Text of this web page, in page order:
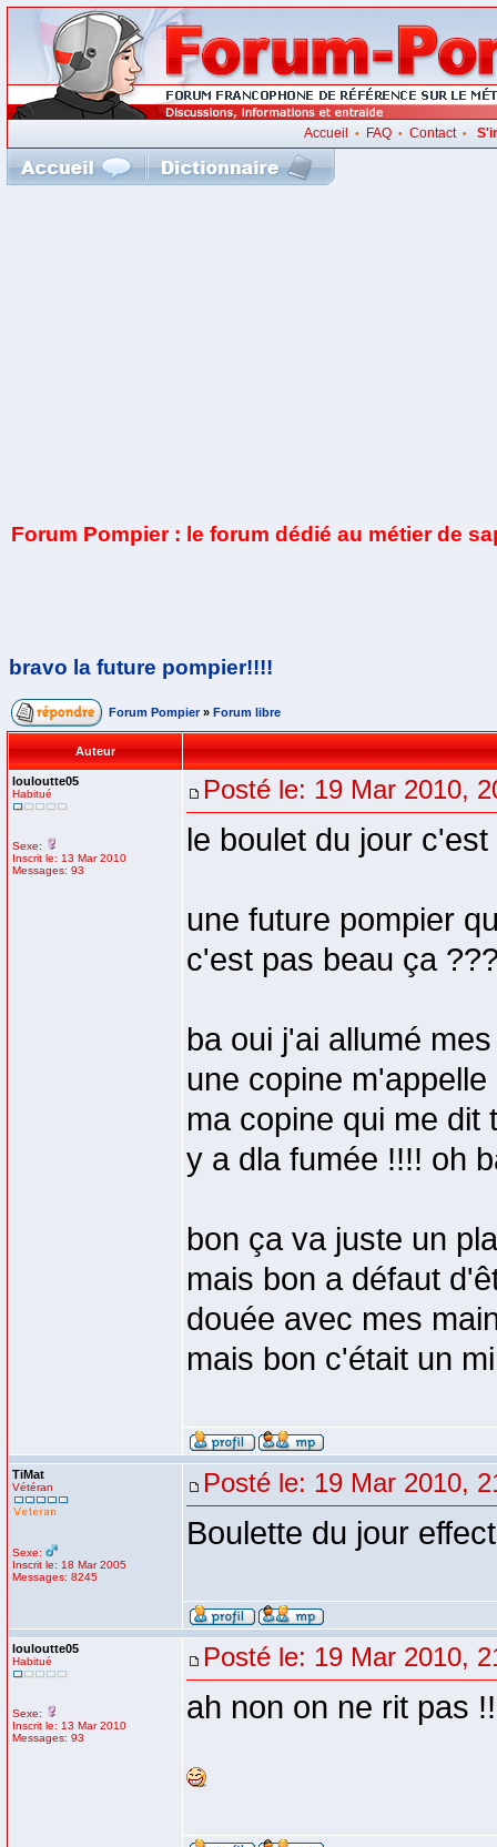
Accueil • FAQ• Contact•
Forum Pompier : le forum dédié au métier de
bravo la future pompier!!!!
Forum Pompier » Forum libre
Auteur
louloutte05
Habitué
Sexe:
Inscrit le: 13 Mar 2010
Messages: 93
Posté le: 19 Mar 2010,
le boulet du jour c'est
une future pompier
c'est pas beau ça
ba oui j'ai allumé
une copine
ma copine qui me dit
y a dla fumée !!!! oh
bon ça va juste un
mais bon a défaut
douée avec mes
mais bon c'était un
TiMat
Vétéran
Sexe:
Inscrit le: 18 Mar 2005
Messages: 8245
Posté le: 19 Mar 2010,
Boulette du jour
louloutte05
Habitué
Sexe:
Inscrit le: 13 Mar 2010
Messages: 93
Posté le: 19 Mar 2010,
ah non on ne rit pas